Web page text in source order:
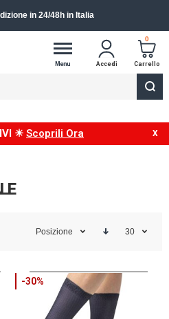
in 24/48h in Italia
Menu Accedi
0
Carrello
☀ Scoprili Ora
Posizione 30
-30%